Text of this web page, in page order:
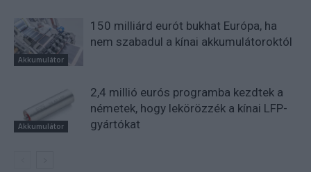
Akkumulátor
150 milliárd eurót bukhat Európa, ha
nem szabadul a kínai akkumulátoroktól
Akkumulátor
2,4 millió eurós programba kezdtek a
németek, hogy lekörözzék a kínai LFP-
gyártókat